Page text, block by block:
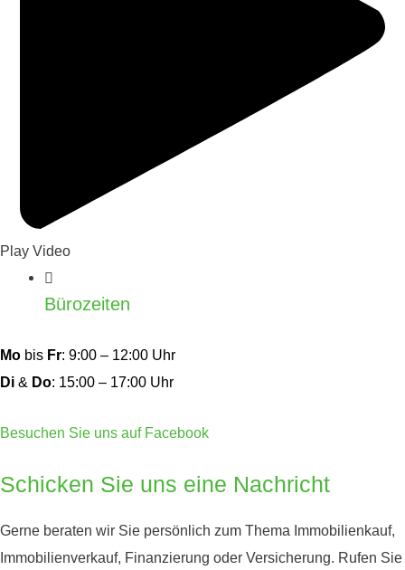
Play Video
Bürozeiten
Mo bis Fr: 9:00 – 12:00 Uhr
Di & Do: 15:00 – 17:00 Uhr
Besuchen Sie uns auf Facebook
Schicken Sie uns eine Nachricht
Gerne beraten wir Sie persönlich zum Thema Immobilienkauf,
Immobilienverkauf, Finanzierung oder Versicherung. Rufen Sie